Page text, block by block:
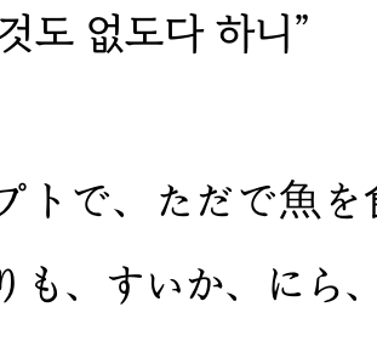
도 없도다 하니”
トで、ただで魚
も、すいか、にら